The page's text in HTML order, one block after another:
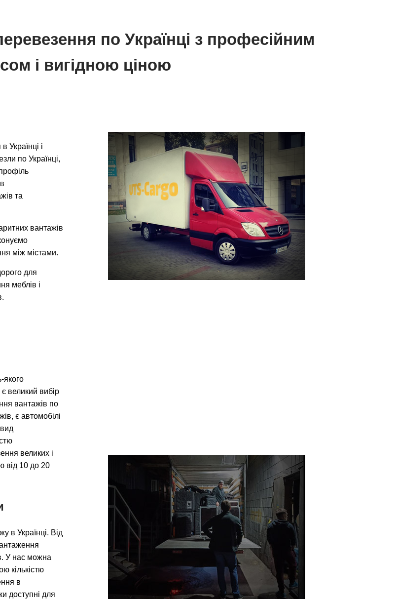
по Українці з професійним
і вигідною ціною
Українці і
по Українці,
та
вантажів
між містами.
для
меблів і
якого
великий вибір
вантажів по
є автомобілі
великих і
від 10 до 20
в Українці. Від
У нас можна
кількістю
в
доступні для